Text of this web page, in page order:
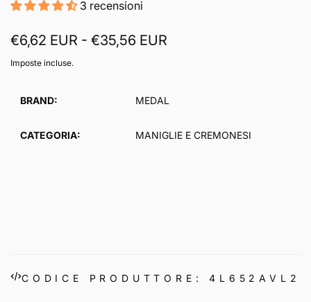
3 recensioni
€6,62 EUR - €35,56 EUR
Imposte incluse.
BRAND: MEDAL
CATEGORIA: MANIGLIE E CREMONESI
CODICE PRODUTTORE: 4L652AVL2